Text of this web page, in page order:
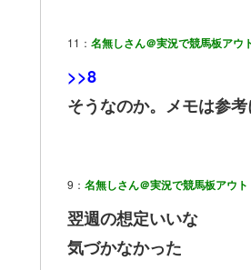
11： 名無しさん＠実況で競馬板アウ
>>8
そうなのか。メモは参
9： 名無しさん＠実況で競馬板アウト
翌週の想定いいな
気づかなかった